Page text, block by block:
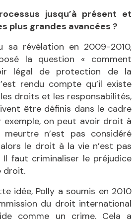
jusqu’à présent et
plus grandes avancées ?
sa révélation en 2009-2010,
la question « comment
légal de protection de la
rendu compte qu’il existe
droits et les responsabilités,
être définis dans le cadre
exemple, on peut avoir droit à
n’est pas considéré
le droit à la vie n’est pas
faut criminaliser le préjudice
droit.
idée, Polly a soumis en 2010
du droit international
comme un crime. Cela a